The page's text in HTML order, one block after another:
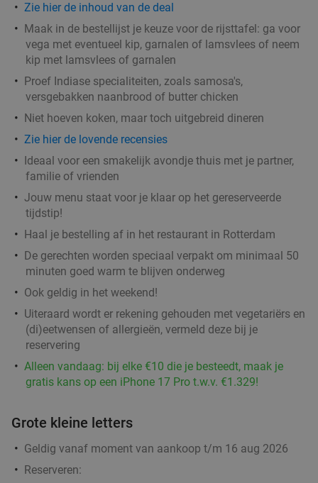
Rotterdam
Verkocht: 2.754 Regulier €40,75
35%
High tea (1,5 uur), shared brunch of ontbijt bij
Ma
Di Wo Do
Vr
Teds Rotterdam Lijnbaan
Rotterdam 2 min.directions_walk
Verkocht: 320
€14,95
51%
2-gangendiner met onbeperkt pizza bij SUGO
Morgen
SUGO Pizza Rotterdam Aert van Nesstraat
9.2star
Rotterdam 3 min.
Zie hier de inhoud van de deal
Maak in de bestellijst je keuze voor de rijsttafel: ga voor
vega met eventueel kip, garnalen of lamsvlees of neem
kip met lamsvlees of garnalen
Proef Indiase specialiteiten, zoals samosa's,
versgebakken naanbrood of butter chicken
Niet hoeven koken, maar toch uitgebreid dineren
Zie hier de lovende recensies
Ideaal voor een smakelijk avondje thuis met je partner,
familie of vrienden
Jouw menu staat voor je klaar op het gereserveerde
tijdstip!
Haal je bestelling af in het restaurant in Rotterdam
De gerechten worden speciaal verpakt om minimaal 50
minuten goed warm te blijven onderweg
Ook geldig in het weekend!
Uiteraard wordt er rekening gehouden met vegetariërs en
(di)eetwensen of allergieën, vermeld deze bij je
reservering
Alleen vandaag: bij elke €10 die je besteedt, maak je
gratis kans op een iPhone 17 Pro t.w.v. €1.329!
Grote kleine letters
Geldig vanaf moment van aankoop t/m 16 aug 2026
Reserveren: